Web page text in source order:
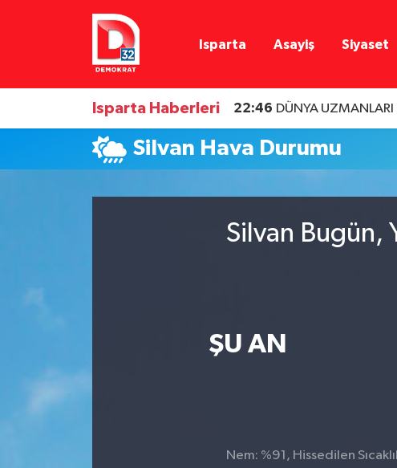
Isparta Asayiş Siyaset
Isparta Haberleri 22:46 DÜNYA UZMANLARI
Silvan Hava Durumu
Silvan Bugün,
ŞU AN
Nem: %91, Hissedilen
Isparta Nöbetçi Eczaneler
Isparta Hava Durumu
Isparta Namaz Vakitleri
Süper Lig Puan Durumu ve Fikstür